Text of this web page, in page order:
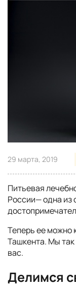
29 марта, 2019
Питьевая
России— одна из
Теперь ее можно
Ташкента. Мы так
вас.
Делимся